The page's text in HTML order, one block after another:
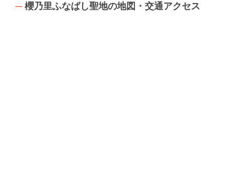
櫻乃里ふなばし聖地の地図・交通アクセス